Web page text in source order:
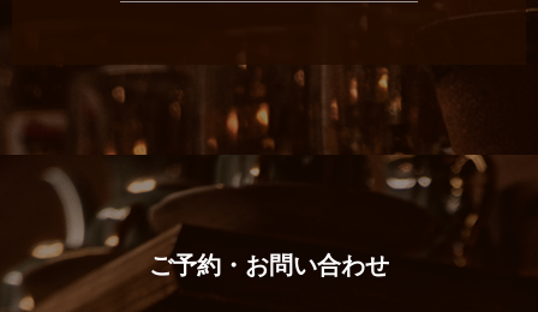
ご予約・お問い合わせ